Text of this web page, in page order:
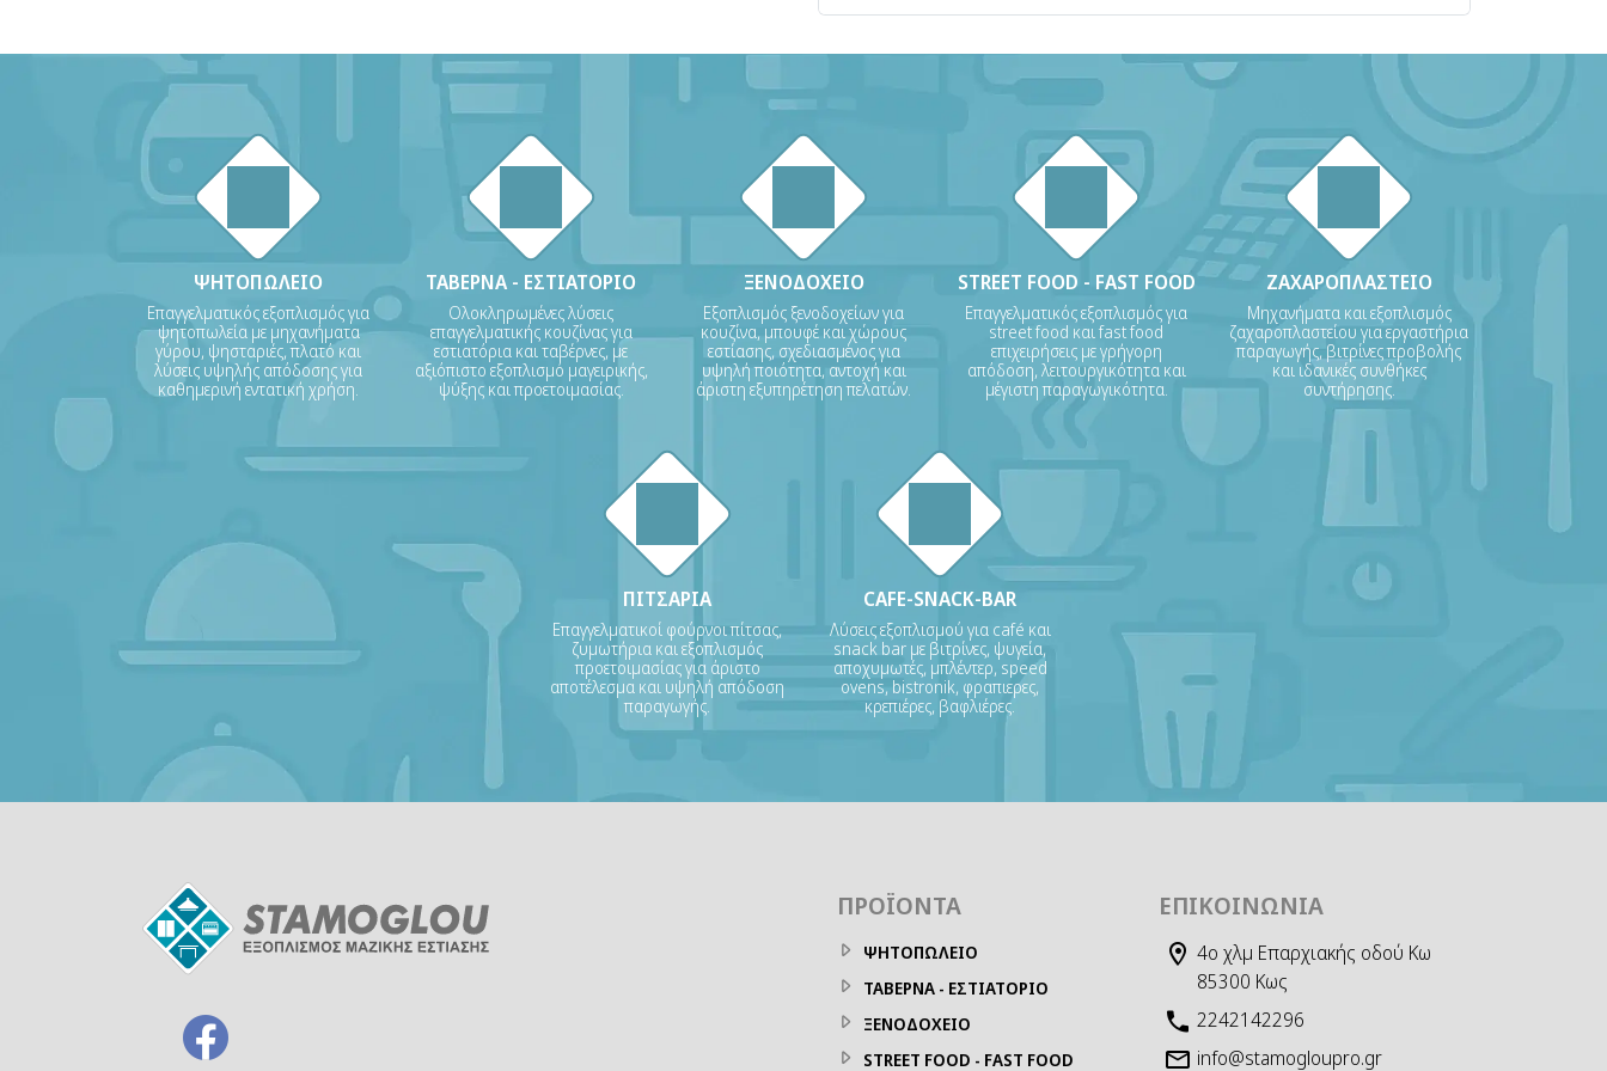
ΨΗΤΟΠΩΛΕΙΟ
Επαγγελματικός εξοπλισμός για
ψητοπωλεία με μηχανήματα
γύρου, ψησταριές, πλατό και
λύσεις υψηλής απόδοσης για
καθημερινή εντατική χρήση.
ΤΑΒΕΡΝΑ - ΕΣΤΙΑΤΟΡΙΟ
Ολοκληρωμένες λύσεις
επαγγελματικής κουζίνας για
εστιατόρια και ταβέρνες, με
αξιόπιστο εξοπλισμό μαγειρικής,
ψύξης και προετοιμασίας.
ΞΕΝΟΔΟΧΕΙΟ
Εξοπλισμός ξενοδοχείων για
κουζίνα, μπουφέ και χώρους
εστίασης, σχεδιασμένος για
υψηλή ποιότητα, αντοχή και
άριστη εξυπηρέτηση πελατών.
STREET FOOD - FAST FOOD
Επαγγελματικός εξοπλισμός για
street food και fast food
επιχειρήσεις με γρήγορη
απόδοση, λειτουργικότητα και
μέγιστη παραγωγικότητα.
ΖΑΧΑΡΟΠΛΑΣΤΕΙΟ
Μηχανήματα και εξοπλισμός
ζαχαροπλαστείου για εργαστήρια
παραγωγής, βιτρίνες προβολής
και ιδανικές συνθήκες
συντήρησης.
ΠΙΤΣΑΡΙΑ
Επαγγελματικοί φούρνοι πίτσας,
ζυμωτήρια και εξοπλισμός
προετοιμασίας για άριστο
αποτέλεσμα και υψηλή απόδοση
παραγωγής.
CAFE-SNACK-BAR
Λύσεις εξοπλισμού για café και
snack bar με βιτρίνες, ψυγεία,
αποχυμωτές, μπλέντερ, speed
ovens, bistronik, φραπιερες,
κρεπιέρες, βαφλιέρες.
ΠΡΟΪΌΝΤΑ
ΨΗΤΟΠΩΛΕΙΟ
ΤΑΒΕΡΝΑ - ΕΣΤΙΑΤΟΡΙΟ
ΞΕΝΟΔΟΧΕΙΟ
STREET FOOD - FAST FOOD
ΕΠΙΚΟΙΝΩΝΊΑ
4ο χλμ Επαρχιακής οδού Κω
85300 Κως
2242142296
info@stamogloupro.gr